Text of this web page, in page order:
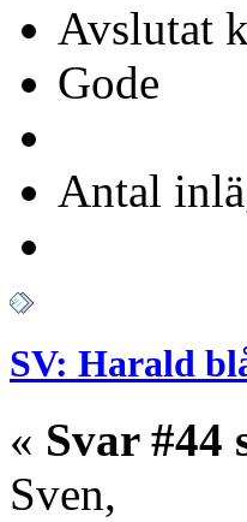
Avslutat
Gode
Antal
SV: Harald
« Svar #44
Sven,